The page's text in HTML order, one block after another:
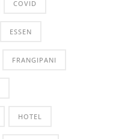
COVID
ESSEN
FRANGIPANI
HOTEL